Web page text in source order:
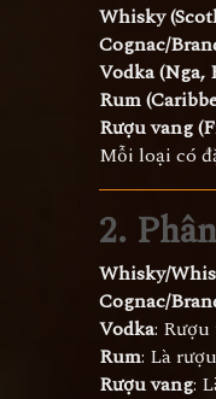
Whisky
Cognac/
Vodka (Nga,
Rum
Rượu vang
Mỗi loại có
2.
Whisky/
Cognac/
Vodka:
Rum: Là
Rượu vang: